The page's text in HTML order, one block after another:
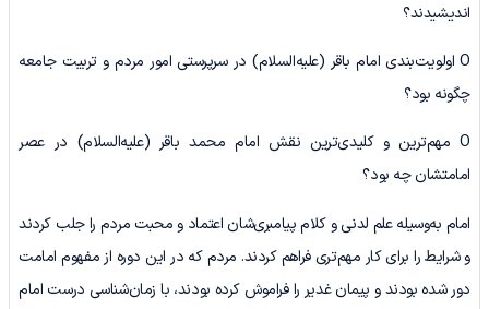
اندیشیدند؟
O اولویت‌بندی امام باقر (علیه‌السلام) در سرپرستی امور مردم و تربیت جامعه
چگونه بود؟
O مهم‌ترین و کلیدی‌ترین نقش امام محمد باقر (علیه‌السلام) در عصر
امامتشان چه بود؟
امام به‌وسیله علم لدنی و کلام پیامبری‌شان اعتماد و محبت مردم را جلب کردند
و شرایط را برای کار مهم‌تری فراهم کردند. مردم که در این دوره از مفهوم امامت
دور شده بودند و پیمان غدیر را فراموش کرده بودند، با زمان‌شناسی درست امام